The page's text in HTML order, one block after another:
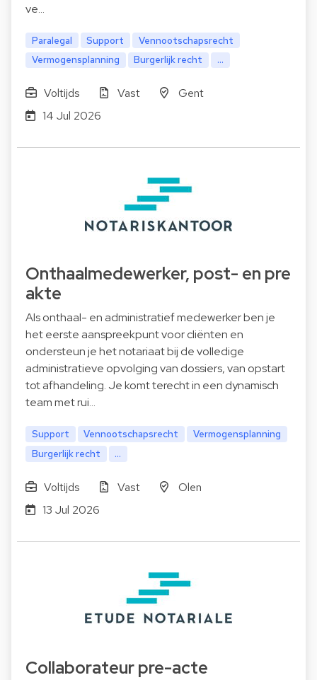
ve…
Paralegal Support
Vennootschapsrecht
Vermogensplanning
Burgerlijk recht ...
Voltijds Vast
Gent
14 Jul 2026
Onthaalmedewerker, post- en pre
akte
Als onthaal- en administratief medewerker ben je
het eerste aanspreekpunt voor cliënten en
ondersteun je het notariaat bij de volledige
administratieve opvolging van dossiers, van opstart
tot afhandeling. Je komt terecht in een dynamisch
team met rui…
Support Vennootschapsrecht
Vermogensplanning
Burgerlijk recht
...
Voltijds Vast
Olen
13 Jul 2026
Collaborateur pre-acte